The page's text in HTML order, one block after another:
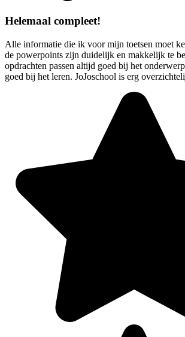
Helemaal compleet!
Alle informatie die ik voor mijn toetsen moet
de powerpoints zijn duidelijk en makkelijk te
opdrachten passen altijd goed bij het
goed bij het leren. JoJoschool is erg